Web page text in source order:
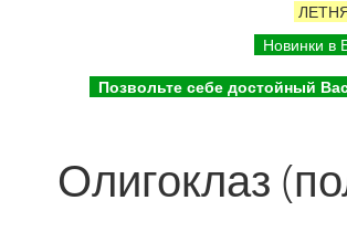
Новинки в
Позвольте себе достойный
Олигоклаз